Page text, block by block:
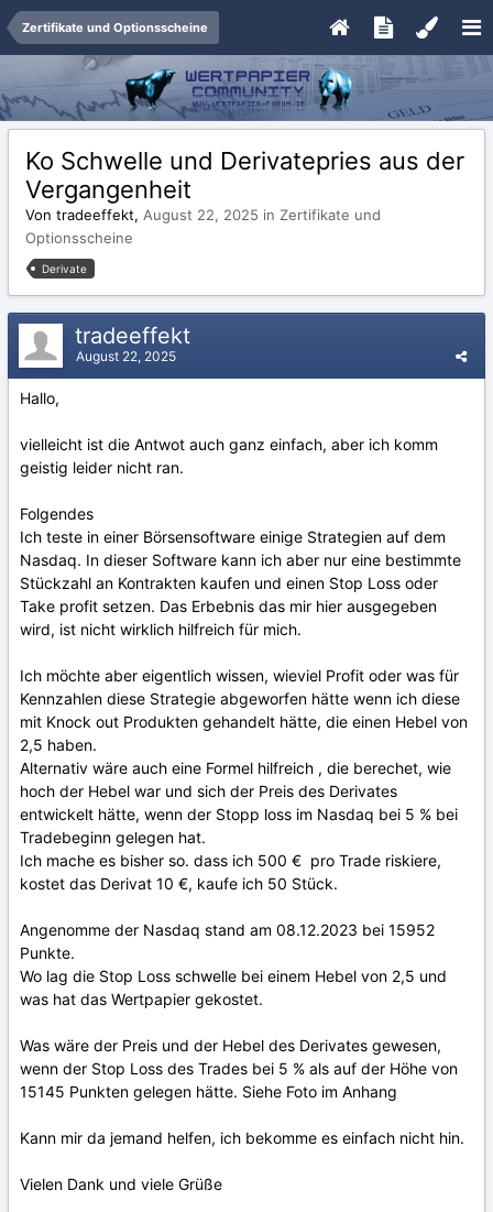
Zertifikate und Optionsscheine
Ko Schwelle und Derivatepries aus der
Vergangenheit
Von tradeeffekt, August 22, 2025 in Zertifikate und
Optionsscheine
Derivate
tradeeffekt
August 22, 2025
Hallo,
vielleicht ist die Antwot auch ganz einfach, aber ich komm
geistig leider nicht ran.
Folgendes
Ich teste in einer Börsensoftware einige Strategien auf dem
Nasdaq. In dieser Software kann ich aber nur eine bestimmte
Stückzahl an Kontrakten kaufen und einen Stop Loss oder
Take profit setzen. Das Erbebnis das mir hier ausgegeben
wird, ist nicht wirklich hilfreich für mich.
Ich möchte aber eigentlich wissen, wieviel Profit oder was für
Kennzahlen diese Strategie abgeworfen hätte wenn ich diese
mit Knock out Produkten gehandelt hätte, die einen Hebel von
2,5 haben.
Alternativ wäre auch eine Formel hilfreich , die berechet, wie
hoch der Hebel war und sich der Preis des Derivates
entwickelt hätte, wenn der Stopp loss im Nasdaq bei 5 % bei
Tradebeginn gelegen hat.
Ich mache es bisher so. dass ich 500 € pro Trade riskiere,
kostet das Derivat 10 €, kaufe ich 50 Stück.
Angenomme der Nasdaq stand am 08.12.2023 bei 15952
Punkte.
Wo lag die Stop Loss schwelle bei einem Hebel von 2,5 und
was hat das Wertpapier gekostet.
Was wäre der Preis und der Hebel des Derivates gewesen,
wenn der Stop Loss des Trades bei 5 % als auf der Höhe von
15145 Punkten gelegen hätte. Siehe Foto im Anhang
Kann mir da jemand helfen, ich bekomme es einfach nicht hin.
Vielen Dank und viele Grüße